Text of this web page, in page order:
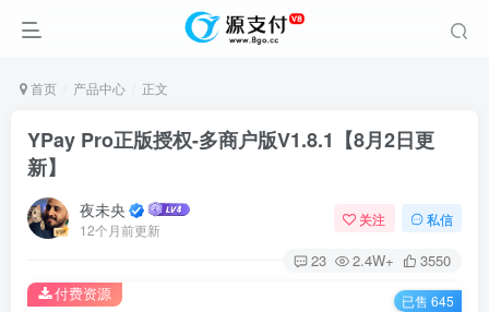
首页 产品中心 正文
YPay Pro正版授权-多商户版V1.8.1 【8月2日更
新】
夜未央
12个月前更新
关注 私信
23 2.4W+ 3550
付费资源 已售 645